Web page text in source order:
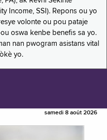
Income, SSI). Repons ou yo
volonte ou pou pataje
oswa kenbe benefis sa yo.
nan pwogram asistans vital
yo.
samedi 8 août 2026